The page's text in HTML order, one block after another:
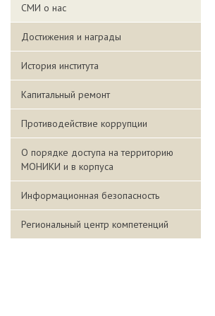
СМИ о нас
Достижения и награды
История института
Капитальный ремонт
Противодействие коррупции
О порядке доступа на территорию
МОНИКИ и в корпуса
Информационная безопасность
Региональный центр компетенций